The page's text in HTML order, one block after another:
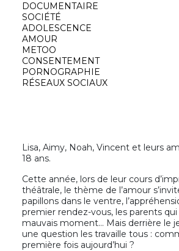
DOCUMENTAIRE
SOCIÉTÉ
ADOLESCENCE
AMOUR
METOO
CONSENTEMENT
PORNOGRAPHIE
RÉSEAUX SOCIAUX
Lisa, Aimy, Noah, Vincent et leurs
18 ans.
Cette année, lors de leur cours
théâtrale, le thème de l’amour
papillons dans le ventre,
premier rendez-vous, les parents
mauvais moment… Mais derrière le
une question les travaille tous :
première fois aujourd’hui ?